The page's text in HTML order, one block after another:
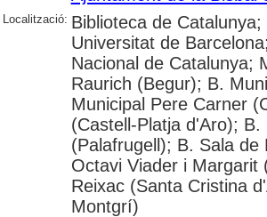
Localització: Biblioteca de
Universitat de
Nacional de Catalunya;
Raurich (Begur); B.
Municipal Pere Carner
(Castell-Platja d'Aro);
(Palafrugell); B. Sala
Octavi Viader i Margarit
Reixac (Santa Cristina
Montgrí)